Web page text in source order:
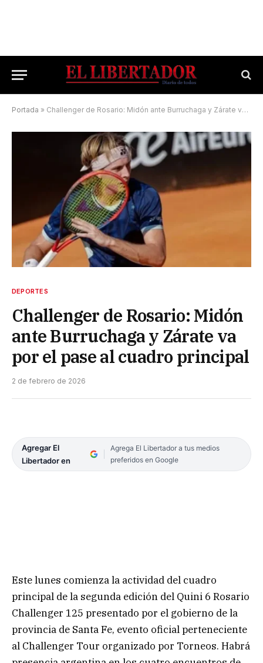
Portada » Challenger de Rosario: Midón ante Burruchaga y Zárate va por el pase al cuadro principal
DEPORTES
Challenger de Rosario: Midón
ante Burruchaga y Zárate va
por el pase al cuadro principal
2 de febrero de 2026
Agregar El
Libertador en
Agrega El Libertador a tus medios
preferidos en Google
Este lunes comienza la actividad del cuadro
principal de la segunda edición del Quini 6 Rosario
Challenger 125 presentado por el gobierno de la
provincia de Santa Fe, evento oficial perteneciente
al Challenger Tour organizado por Torneos. Habrá